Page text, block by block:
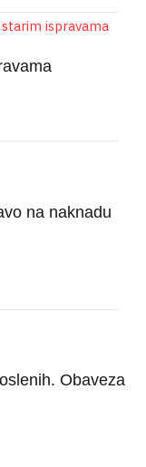
na naknadu
Obaveza